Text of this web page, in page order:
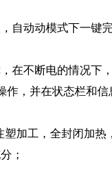
自动动模式下一键
在不断电的情况下
，并在状态栏和信
加工，全封闭加热
；